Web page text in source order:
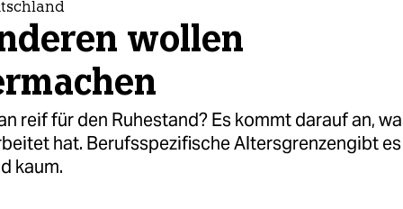
wollen
reif für den Ruhestand? Es kommt darauf an,
hat. Berufsspezifische Altersgrenzengibt
kaum.